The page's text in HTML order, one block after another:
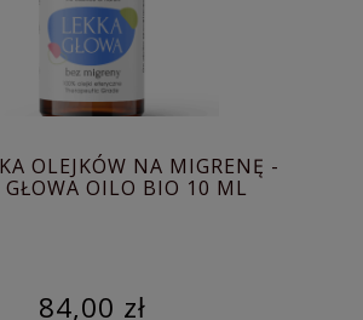
OLEJKÓW NA MIGRENĘ -
GŁOWA OILO BIO 10 ML
84,00 zł